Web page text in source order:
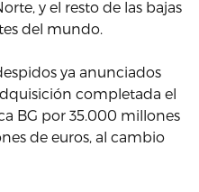
y el resto de las bajas
del mundo.
ya anunciados
completada el
BG por 35.000 millones
de euros, al cambio